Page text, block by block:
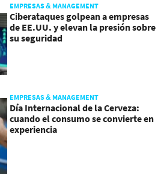
EMPRESAS & MANAGEMENT
Ciberataques golpean a empresas
de EE.UU. y elevan la presión sobre
su seguridad
EMPRESAS & MANAGEMENT
Día Internacional de la Cerveza:
cuando el consumo se convierte en
experiencia